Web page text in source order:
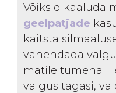
Võiksid kaaluda
geelpatjade
kaitsta
vähendada
matile
valgus tagasi,